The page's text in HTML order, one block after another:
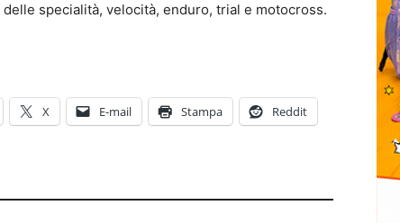
specialità, velocità, enduro, trial e motocross.
X E-mail Stampa Reddit